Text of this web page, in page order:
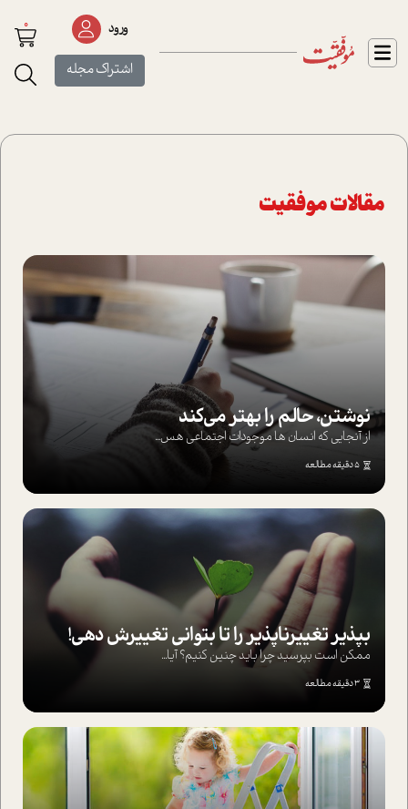
ورود
اشتراک مجله
0
مقالات موفقیت
نوشتن، حالم را بهتر می‌کند
از آنجایی که انسان ها موجودات اجتماعی هس...
5 دقیقه مطالعه
بپذير تغييرناپذير را تا بتواني تغييرش دهي!‏
ممکن است بپرسيد چرا بايد چنين کنيم؟ آيا...
3 دقیقه مطالعه